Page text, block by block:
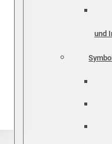
und